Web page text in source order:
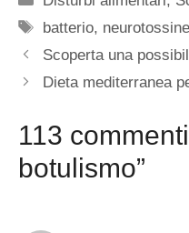
Tag
batterio, neurotossine
Scoperta una
Dieta mediterranea
113
botulismo”